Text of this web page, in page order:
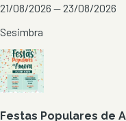
21/08/2026 — 23/08/2026
Sesimbra
Festas Populares de